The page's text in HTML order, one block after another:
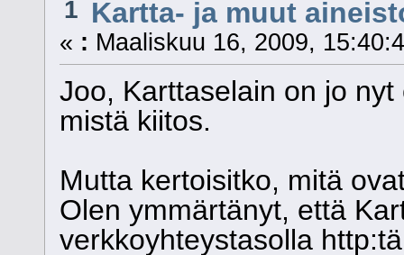
1 Kartta- ja muut
« : Maaliskuu 16, 2009,
Joo, Karttaselain on jo
mistä kiitos.
Mutta kertoisitko, mitä
Olen ymmärtänyt, että
verkkoyhteystasolla